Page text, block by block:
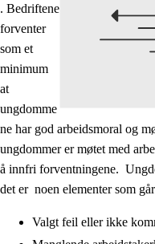
. Bedriftene
forventer
som et
minimum
at
ungdomme
ne har god arbeidsmoral og
ungdommer er møtet med
å innfri forventningene.
det er noen elementer som
Valgt feil eller ikke